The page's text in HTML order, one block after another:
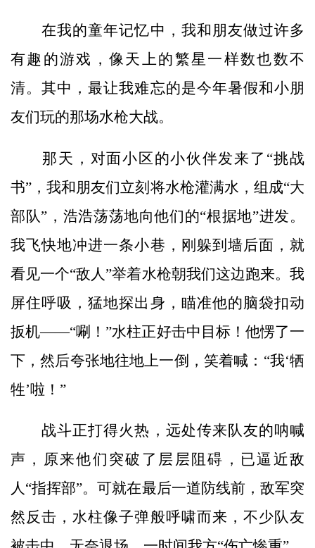
在我的童年记忆中，我和朋友做过许多
有趣的游戏，像天上的繁星一样数也数不
清。其中，最让我难忘的是今年暑假和小朋
友们玩的那场水枪大战。
那天，对面小区的小伙伴发来了“挑战
书”，我和朋友们立刻将水枪灌满水，组成“大
部队”，浩浩荡荡地向他们的“根据地”进发。
我飞快地冲进一条小巷，刚躲到墙后面，就
看见一个“敌人”举着水枪朝我们这边跑来。我
屏住呼吸，猛地探出身，瞄准他的脑袋扣动
扳机——“唰！”水柱正好击中目标！他愣了一
下，然后夸张地往地上一倒，笑着喊：“我‘牺
牲’啦！”
战斗正打得火热，远处传来队友的呐喊
声，原来他们突破了层层阻碍，已逼近敌
人“指挥部”。可就在最后一道防线前，敌军突
然反击，水柱像子弹般呼啸而来，不少队友